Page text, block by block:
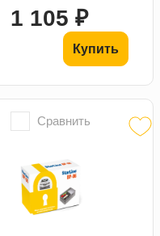
1 105 ₽
Купить
Сравнить